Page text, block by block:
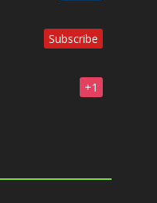
Subscribe
+1